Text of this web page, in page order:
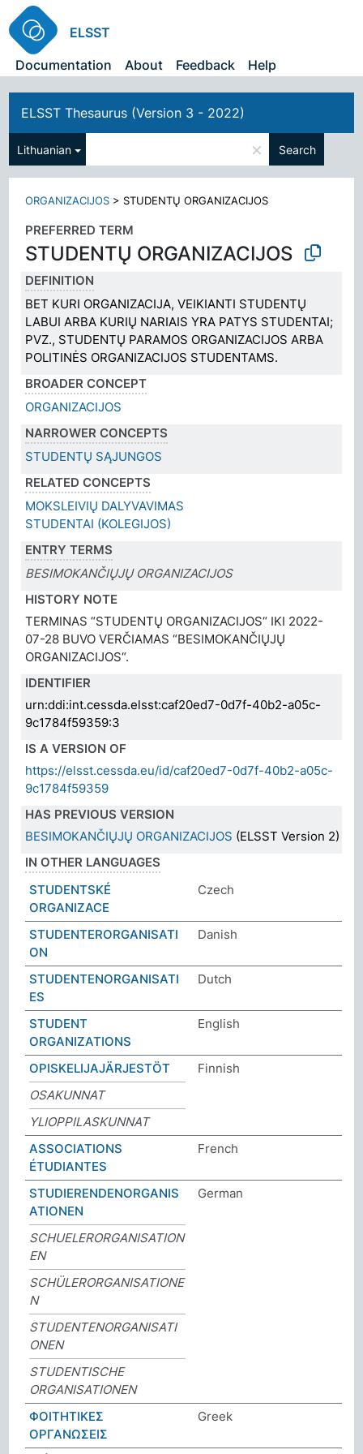
ELSST
Documentation
About Feedback Help
ELSST Thesaurus (Version 3 - 2022)
Lithuanian × Search
ORGANIZACIJOS >STUDENTŲ ORGANIZACIJOS
PREFERRED TERM
STUDENTŲ ORGANIZACIJOS
DEFINITION
BET KURI ORGANIZACIJA, VEIKIANTI STUDENTŲ
LABUI ARBA KURIŲ NARIAIS YRA PATYS STUDENTAI;
PVZ., STUDENTŲ PARAMOS ORGANIZACIJOS ARBA
POLITINĖS ORGANIZACIJOS STUDENTAMS.
BROADER CONCEPT
ORGANIZACIJOS
NARROWER CONCEPTS
STUDENTŲ SĄJUNGOS
RELATED CONCEPTS
MOKSLEIVIŲ DALYVAVIMAS
STUDENTAI (KOLEGIJOS)
ENTRY TERMS
BESIMOKANČIŲJŲ ORGANIZACIJOS
HISTORY NOTE
TERMINAS “STUDENTŲ ORGANIZACIJOS“ IKI 2022-
07-28 BUVO VERČIAMAS “BESIMOKANČIŲJŲ
ORGANIZACIJOS“.
IDENTIFIER
urn:ddi:int.cessda.elsst:caf20ed7-0d7f-40b2-a05c-
9c1784f59359:3
IS A VERSION OF
https://elsst.cessda.eu/id/caf20ed7-0d7f-40b2-a05c-
9c1784f59359
HAS PREVIOUS VERSION
BESIMOKANČIŲJŲ ORGANIZACIJOS (ELSST Version 2)
IN OTHER LANGUAGES
STUDENTSKÉ
ORGANIZACE
Czech
STUDENTERORGANISATI
ON
Danish
STUDENTENORGANISATI
ES
Dutch
STUDENT
ORGANIZATIONS
English
OPISKELIJAJÄRJESTÖT
Finnish
OSAKUNNAT
YLIOPPILASKUNNAT
ASSOCIATIONS
ÉTUDIANTES
French
STUDIERENDENORGANIS
ATIONEN
German
SCHUELERORGANISATION
EN
SCHÜLERORGANISATIONE
N
STUDENTENORGANISATI
ONEN
STUDENTISCHE
ORGANISATIONEN
ΦΟΙΤΗΤΙΚΕΣ
ΟΡΓΑΝΩΣΕΙΣ
Greek